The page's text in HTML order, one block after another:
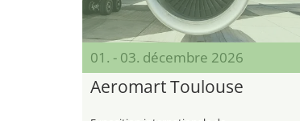
01. - 03. décembre 2026
Aeromart Toulouse